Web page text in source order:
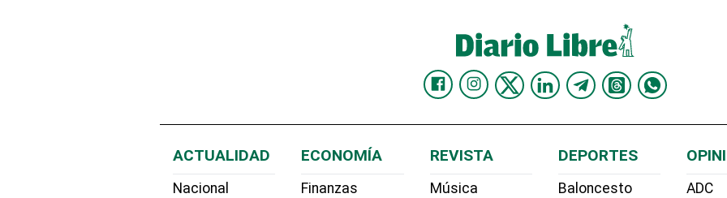
ACTUALIDAD
Nacional
ECONOMÍA
Finanzas
REVISTA
Música
DEPORTES
Baloncesto
ADC